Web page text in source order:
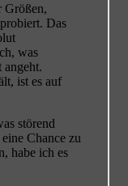
Größen,
Das
was
ist es auf
störend
Chance zu
habe ich es